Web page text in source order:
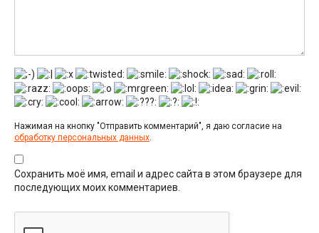
Нажимая на кнопку "Отправить комментарий", я даю согласие на
обработку персональных данных.
Сохранить моё имя, email и адрес сайта в этом браузере для
последующих моих комментариев.